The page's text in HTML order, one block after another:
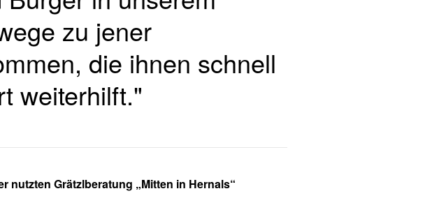
zu jener
die ihnen schnell
weiterhilft."
nutzten Grätzlberatung „Mitten in Hernals“